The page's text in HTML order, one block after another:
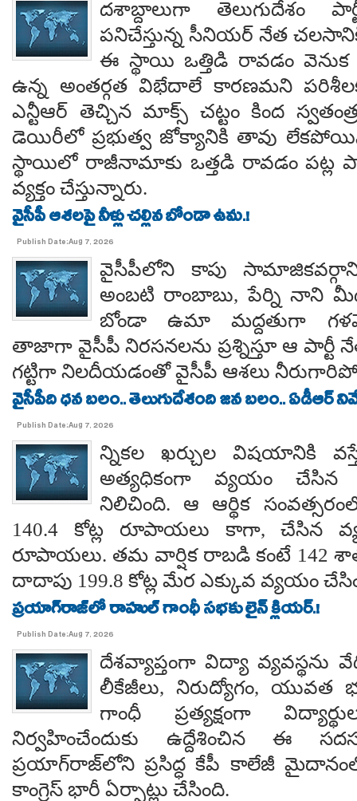
దశాబ్దాలుగా తెలుగుదేశం
పనిచేస్తున్న సీనియర్ నేత
ఈ స్థాయి ఒత్తిడి రావడం వెనుక
ఉన్న అంతర్గత విభేదాలే కారణమని
ఎన్టీఆర్ తెచ్చిన మాక్స్ చట్టం కింద
డెయిరీలో ప్రభుత్వ జోక్యానికి తావు
స్థాయిలో రాజీనామాకు ఒత్తడి రావడం పట్ల
వ్యక్తం చేస్తున్నారు.
వైసీపీ ఆశలపై నీళ్లు చల్లిన బోండా ఉమ.!
Publish Date:Aug 7, 2026
వైసీపీలోని కాపు
అంబటి రాంబాబు, పేర్ని నాని
బోండా ఉమా మద్దతుగా
తాజాగా వైసీపీ నిరసనలను ప్రశ్నిస్తూ ఆ
గట్టిగా నిలదీయడంతో వైసీపీ ఆశలు
వైసీపీది ధన బలం.. తెలుగుదేశంది జన బలం.. ఏడీఆర్
Publish Date:Aug 7, 2026
న్నికల ఖర్చుల విషయానికి
అత్యధికంగా వ్యయం చేసిన
నిలిచింది. ఆ ఆర్థిక
140.4 కోట్ల రూపాయలు కాగా, చేసిన
రూపాయలు. తమ వార్షిక రాబడి కంటే 142
దాదాపు 199.8 కోట్ల మేర ఎక్కువ వ్యయం
ప్రయాగ్‌రాజ్‌లో రాహుల్ గాంధీ సభకు లైన్ క్లియర్.!
Publish Date:Aug 7, 2026
దేశవ్యాప్తంగా విద్యా వ్యవస్థను
లీకేజీలు, నిరుద్యోగం, యువత
గాంధీ ప్రత్యక్షంగా
నిర్వహించేందుకు ఉద్దేశించిన ఈ
ప్రయాగ్‌రాజ్‌లోని ప్రసిద్ధ కేపీ కాలేజీ మైదానంలో
కాంగ్రెస్ భారీ ఏర్పాట్లు చేసింది.